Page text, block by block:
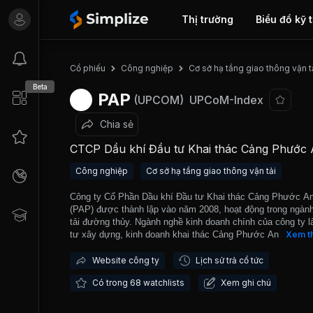
Thị trường Biểu đồ kỹ
Beta
Cổ phiếu Công nghiệp Cơ sở hạ tầng giao thông vận
PAP (UPCOM) UPCoM-Index
Chia sẻ
CTCP Dầu khí Đầu tư Khai thác Cảng Phước
Công nghiệp Cơ sở hạ tầng giao thông vận tải
Công ty Cổ Phần Dầu khí Đầu tư Khai thác Cảng Phước
(PAP) được thành lập vào năm 2008, hoạt động trong
tải đường thủy. Ngành nghề kinh doanh chính của công ty
tư xây dựng, kinh doanh khai thác Cảng Phước An và Khu
bị.Khu Cảng Phước An
được đầu tư xây dựng cho tàu có
Dịch vụ hậu cầncó công suất bến 2,2 triệu Teus/năm hàng
Xem
Website công ty Lịch sử trả cổ tức
Có trong 68 watchlists Xem ghi chú